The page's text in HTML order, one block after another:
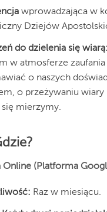
wprowadzająca w
Dziejów
do dzielenia się wiarą:
w atmosferze
o naszych
o przeżywaniu wiary
mierzymy.
Online (Platforma
Raz w miesiącu.